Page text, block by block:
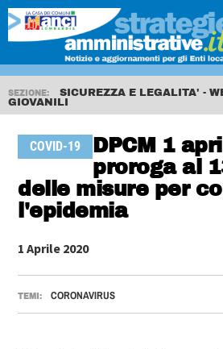
SEZIONE:
SICUREZZA E LEGALITA' -
GIOVANILI
COVID-19
DPCM 1
proroga al
delle misure per
l'epidemia
1 Aprile 2020
TEMI: CORONAVIRUS